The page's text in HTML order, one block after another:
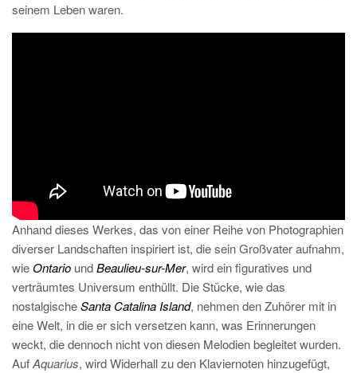
seinem Leben waren.
Anhand dieses Werkes, das von einer Reihe von Photographien
diverser Landschaften inspiriert ist, die sein Großvater aufnahm,
wieOntario undBeaulieu-sur-Mer, wird ein figuratives und
verträumtes Universum enthüllt. Die Stücke, wie das
nostalgischeSanta Catalina Island, nehmen den Zuhörer mit in
eine Welt, in die er sich versetzen kann, was Erinnerungen
weckt, die dennoch nicht von diesen Melodien begleitet wurden.
AufAquarius, wird Widerhall zu den Klaviernoten hinzugefügt,